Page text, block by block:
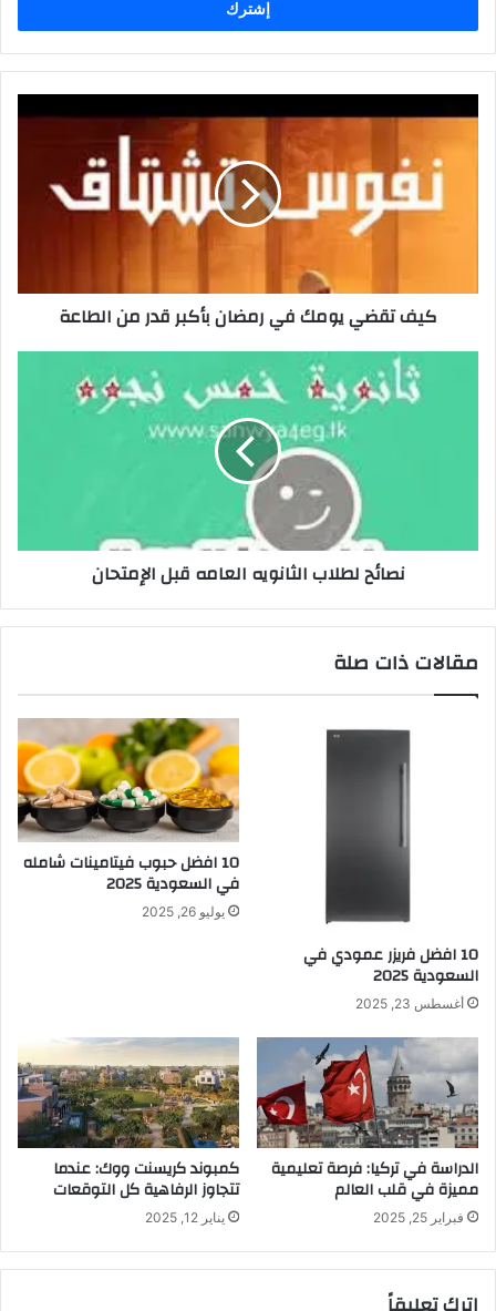
كيف تقضي يومك في رمضان بأكبر قدر من الطاعة
نصائح لطلاب الثانويه العامه قبل الإمتحان
مقالات ذات صلة
10 افضل فريزر عمودي​ في
السعودية​ 2025
أغسطس 23, 2025
10 افضل حبوب فيتامينات شامله​
في السعودية 2025
يوليو 26, 2025
الدراسة في تركيا: فرصة تعليمية
مميزة في قلب العالم
فبراير 25, 2025
كمبوند كريسنت ووك: عندما
تتجاوز الرفاهية كل التوقعات
يناير 12, 2025